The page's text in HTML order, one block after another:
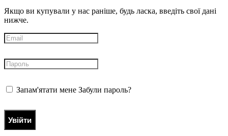
Якщо ви купували у нас раніше, будь ласка, введіть свої дані
нижче.
Запам'ятати мене Забули пароль?
Увійти